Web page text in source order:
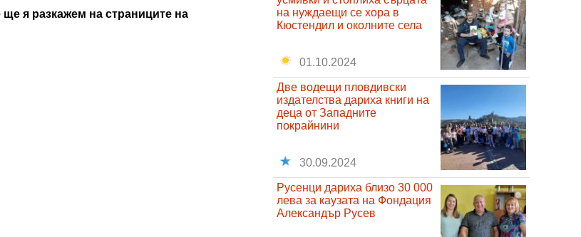
я разкажем на страниците на
на нуждаещи се хора в
Кюстендил и околните села
01.10.2024
Две водещи пловдивски
издателства дариха книги на
деца от Западните
покрайнини
30.09.2024
Русенци дариха близо 30 000
лева за каузата на Фондация
Александър Русев